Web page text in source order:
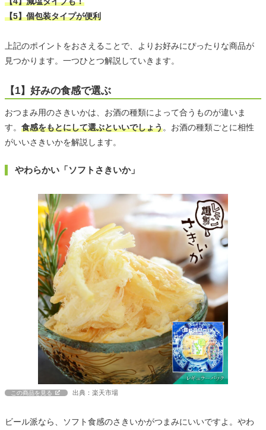
【5】個包装タイプが便利
上記のポイントをおさえることで、よりお好みにぴったりな商品が
見つかります。一つひとつ解説していきます。
【1】好みの食感で選ぶ
おつまみ用のさきいかは、お酒の種類によって合うものが違いま
す。 食感をもとにして選ぶといいでしょう。お酒の種類ごとに相性
がいいさきいかを解説します。
やわらかい「ソフトさきいか」
この商品を見る 出典：楽天市場
ビール派なら、ソフト食感のさきいかがつまみにいいですよ。やわ